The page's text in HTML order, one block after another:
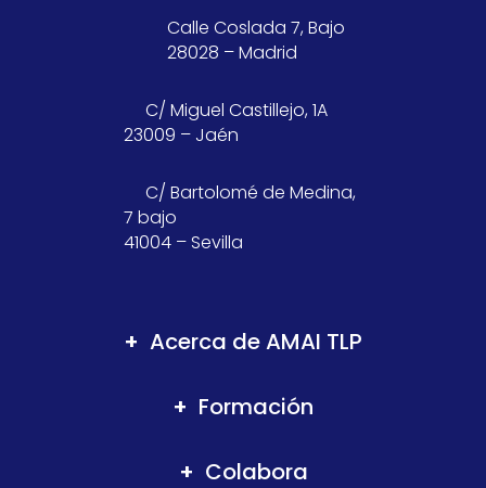
Calle Coslada 7, Bajo
28028 – Madrid
C/ Miguel Castillejo, 1A
23009 – Jaén
C/ Bartolomé de Medina,
7 bajo
41004 – Sevilla
Acerca de AMAI TLP
Formación
Colabora